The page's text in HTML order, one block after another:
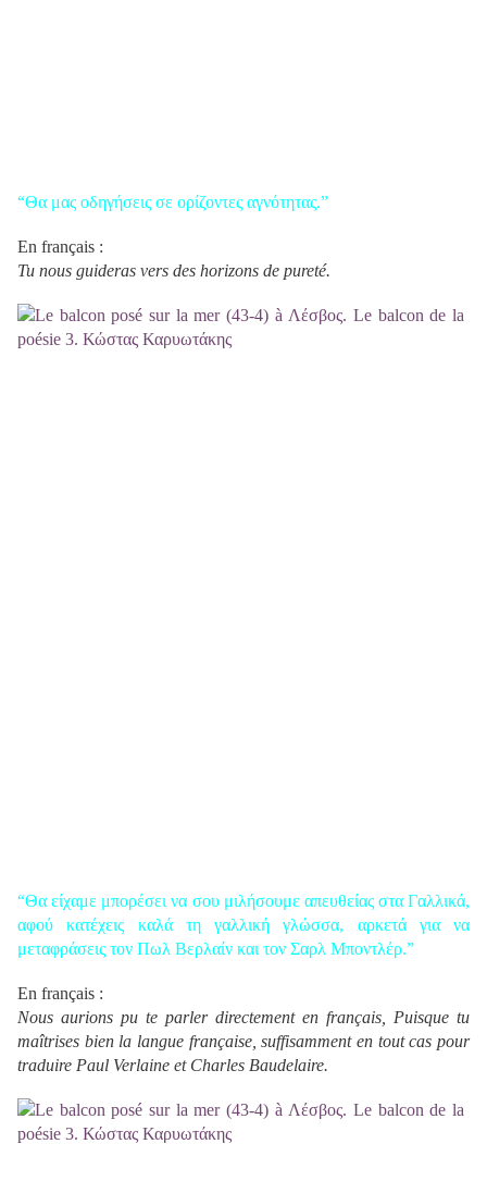
“Θα μας οδηγήσεις σε ορίζοντες αγνότητας.”
En français :
Tu nous guideras vers des horizons de pureté.
“Θα είχαμε μπορέσει να σου μιλήσουμε απευθείας στα Γαλλικά,
αφού κατέχεις καλά τη γαλλική γλώσσα, αρκετά για να
μεταφράσεις τον Πωλ Βερλαίν και τον Σαρλ Μποντλέρ.”
En français :
Nous aurions pu te parler directement en français, Puisque tu
maîtrises bien la langue française, suffisamment en tout cas pour
traduire Paul Verlaine et Charles Baudelaire.